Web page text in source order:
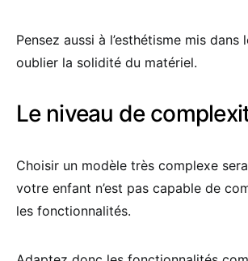
Pensez aussi à l’esthétisme mis dans
oublier la solidité du matériel.
Le niveau de
Choisir un modèle très complexe
votre enfant n’est pas capable de
les fonctionnalités.